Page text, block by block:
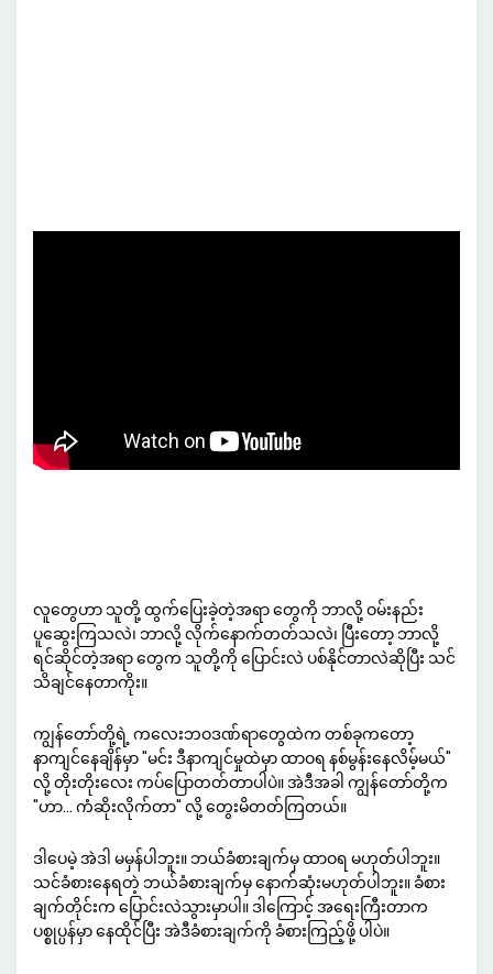
လူတွေဟာ သူတို့ ထွက်ပြေးခဲ့တဲ့အရာ တွေကို ဘာလို့ ဝမ်းနည်း
ပူဆွေးကြသလဲ၊ ဘာလို့ လိုက်နောက်တတ်သလဲ၊ ပြီးတော့ ဘာလို့
ရင်ဆိုင်တဲ့အရာ တွေက သူတို့ကို ပြောင်းလဲ ပစ်နိုင်တာလဲဆိုပြီး သင်
သိချင်နေတာကိုး။
ကျွန်တော်တို့ရဲ့ ကလေးဘဝဒဏ်ရာတွေထဲက တစ်ခုကတော့
နာကျင်နေချိန်မှာ "မင်း ဒီနာကျင်မှုထဲမှာ ထာဝရ နစ်မွန်းနေလိမ့်မယ်"
လို့ တိုးတိုးလေး ကပ်ပြောတတ်တာပါပဲ။ အဲဒီအခါ ကျွန်တော်တို့က
"ဟာ... ကံဆိုးလိုက်တာ" လို့ တွေးမိတတ်ကြတယ်။
ဒါပေမဲ့ အဲဒါ မမှန်ပါဘူး။ ဘယ်ခံစားချက်မှ ထာဝရ မဟုတ်ပါဘူး။
သင်ခံစားနေရတဲ့ ဘယ်ခံစားချက်မှ နောက်ဆုံးမဟုတ်ပါဘူး။ ခံစား
ချက်တိုင်းက ပြောင်းလဲသွားမှာပါ။ ဒါကြောင့် အရေးကြီးတာက
ပစ္စုပ္ပန်မှာ နေထိုင်ပြီး အဲဒီခံစားချက်ကို ခံစားကြည့်ဖို့ ပါပဲ။